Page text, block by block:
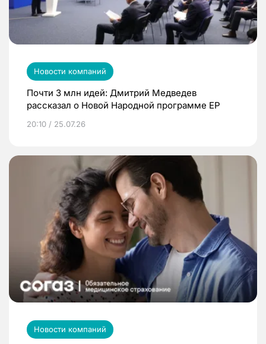
Новости компаний
Почти 3 млн идей: Дмитрий Медведев
рассказал о Новой Народной программе ЕР
20:10 / 25.07.26
Новости компаний